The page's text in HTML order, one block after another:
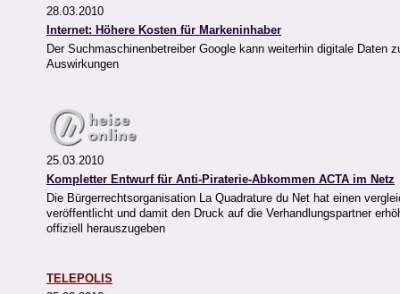
28.03.2010
Internet: Höhere Kosten für Markeninhaber
Der Suchmaschinenbetreiber Google kann weiterhin digitale
Auswirkungen
25.03.2010
Kompletter Entwurf für Anti-Piraterie-Abkommen ACTA im Netz
Die Bürgerrechtsorganisation La Quadrature du Net hat einen
veröffentlicht und damit den Druck auf die Verhandlungspartner
offiziell herauszugeben
TELEPOLIS